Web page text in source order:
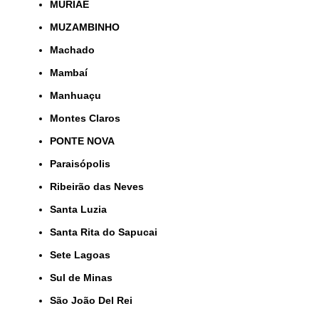
MURIAÉ
MUZAMBINHO
Machado
Mambaí
Manhuaçu
Montes Claros
PONTE NOVA
Paraisópolis
Ribeirão das Neves
Santa Luzia
Santa Rita do Sapucai
Sete Lagoas
Sul de Minas
São João Del Rei